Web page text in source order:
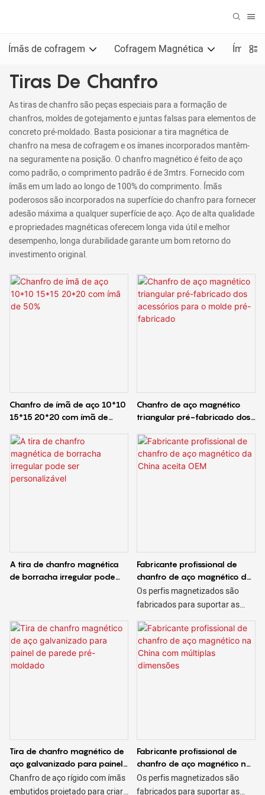
Ímãs de cofragem Cofragem Magnética Ímãs
Tiras De Chanfro
As tiras de chanfro são peças especiais para a formação de
chanfros, moldes de gotejamento e juntas falsas para elementos de
concreto pré-moldado. Basta posicionar a tira magnética de
chanfro na mesa de cofragem e os ímanes incorporados mantêm-
na seguramente na posição. O chanfro magnético é feito de aço
como padrão, o comprimento padrão é de 3mtrs. Fornecido com
ímãs em um lado ao longo de 100% do comprimento. Ímãs
poderosos são incorporados na superfície do chanfro para fornecer
adesão máxima a qualquer superfície de aço. Aço de alta qualidade
e propriedades magnéticas oferecem longa vida útil e melhor
desempenho, longa durabilidade garante um bom retorno do
investimento original.
Chanfro de ímã de aço 10*10
15*15 20*20 com ímã de
Chanfro de aço magnético
triangular pré-fabricado dos
fabricado
A tira de chanfro magnética
de borracha irregular pode
Fabricante profissional de
chanfro de aço magnético da
China aceita OEM
Os perfis magnetizados são
fabricados para suportar as
duras condições de uso a que
são submetidos e estão
disponíveis em diversos
tamanhos e formatos,
triangulares, trapezoidais,
Tira de chanfro magnético de
aço galvanizado para painel
de parede pré-moldado
Chanfro de aço rígido com ímãs
embutidos projetado para criar
Fabricante profissional de
chanfro de aço magnético na
China com múltiplas
dimensões
Os perfis magnetizados são
fabricados para suportar as